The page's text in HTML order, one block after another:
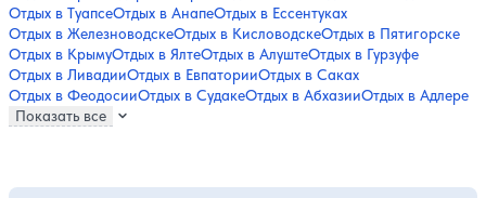
Отдых в ТуапсеОтдых в АнапеОтдых в Ессентуках
Отдых в ЖелезноводскеОтдых в КисловодскеОтдых в Пятигорске
Отдых в КрымуОтдых в ЯлтеОтдых в АлуштеОтдых в Гурзуфе
Отдых в ЛивадииОтдых в ЕвпаторииОтдых в Саках
Отдых в ФеодосииОтдых в СудакеОтдых в АбхазииОтдых в Адлере
Показать все